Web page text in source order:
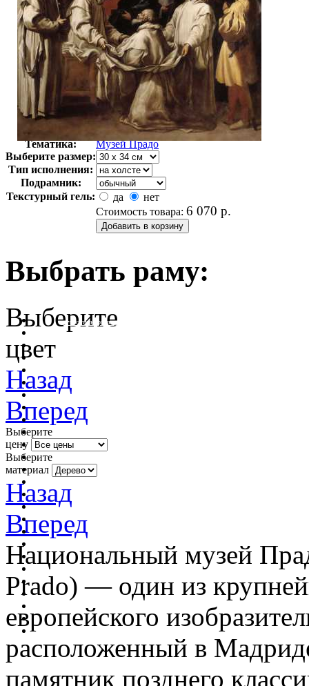
Автор:
Кардуччи Винченцо
Арт-стиль
Классицизм
Тематика:
Музей Прадо
Выберите размер:
Тип исполнения:
Подрамник:
Текстурный гель:
да
нет
Стоимость товара: 6 070 р.
Выбрать раму:
очистить фильтр цвета
Выберите
цвет
Назад
Вперед
Выберите
цену
Выберите
материал
Назад
Вперед
Национальный музей
Prado) — один из
европейского
расположенный в
памятник позднего